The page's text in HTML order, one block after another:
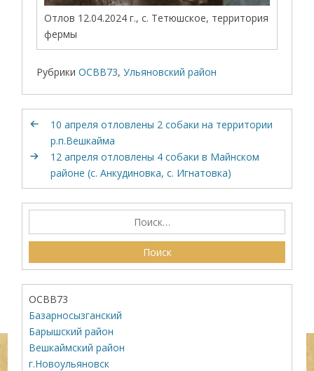
Отлов 12.04.2024 г., с. Тетюшское, территория
фермы
Рубрики ОСВВ73,Ульяновский район
10 апреля отловлены 2 собаки на территории
р.п.Вешкайма
12 апреля отловлены 4 собаки в Майнском
районе (с. Анкудиновка, с. Игнатовка)
ОСВВ73
Базарносызганский
Барышский район
Вешкаймский район
г.Новоульяновск